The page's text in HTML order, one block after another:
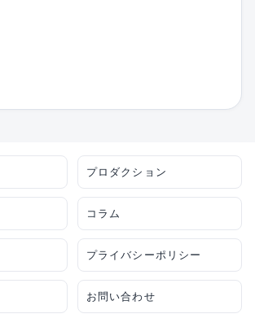
プロダクション
コラム
プライバシーポリシー
お問い合わせ